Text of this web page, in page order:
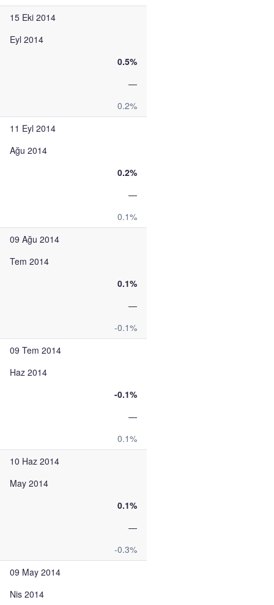
15 Eki 2014
Eyl 2014
0.5%
—
0.2%
11 Eyl 2014
Ağu 2014
0.2%
—
0.1%
09 Ağu 2014
Tem 2014
0.1%
—
-0.1%
09 Tem 2014
Haz 2014
-0.1%
—
0.1%
10 Haz 2014
May 2014
0.1%
—
-0.3%
09 May 2014
Nis 2014